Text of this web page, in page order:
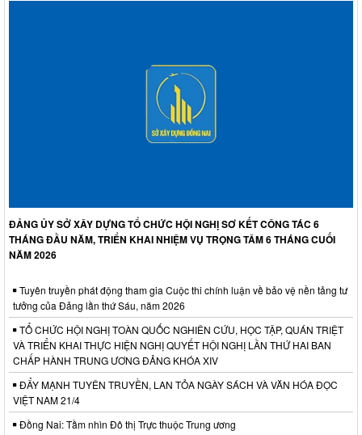
ĐẢNG ỦY SỞ XÂY DỰNG TỔ CHỨC HỘI NGHỊ SƠ KẾT CÔNG TÁC 6
THÁNG ĐẦU NĂM, TRIỂN KHAI NHIỆM VỤ TRỌNG TÂM 6 THÁNG CUỐI
NĂM 2026
Tuyên truyền phát động tham gia Cuộc thi chính luận về bảo vệ nền tảng tư
tưởng của Đảng lần thứ Sáu, năm 2026
TỔ CHỨC HỘI NGHỊ TOÀN QUỐC NGHIÊN CỨU, HỌC TẬP, QUÁN TRIỆT
VÀ TRIỂN KHAI THỰC HIỆN NGHỊ QUYẾT HỘI NGHỊ LẦN THỨ HAI BAN
CHẤP HÀNH TRUNG ƯƠNG ĐẢNG KHÓA XIV
ĐẨY MẠNH TUYÊN TRUYỀN, LAN TỎA NGÀY SÁCH VÀ VĂN HÓA ĐỌC
VIỆT NAM 21/4
Đồng Nai: Tầm nhìn Đô thị Trực thuộc Trung ương